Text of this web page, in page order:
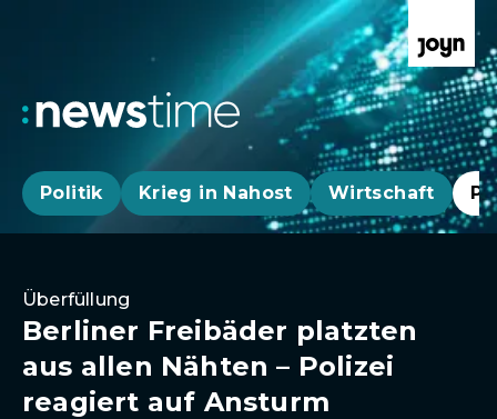
Politik Krieg in Nahost Wirtschaft
Überfüllung
Berliner Freibäder platzten
aus allen Nähten – Polizei
reagiert auf Ansturm